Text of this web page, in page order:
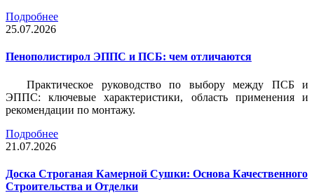
Подробнее
25.07.2026
Пенополистирол ЭППС и ПСБ: чем отличаются
Практическое руководство по выбору между ПСБ и
ЭППС: ключевые характеристики, область применения и
рекомендации по монтажу.
Подробнее
21.07.2026
Доска Строганая Камерной Сушки: Основа Качественного
Строительства и Отделки